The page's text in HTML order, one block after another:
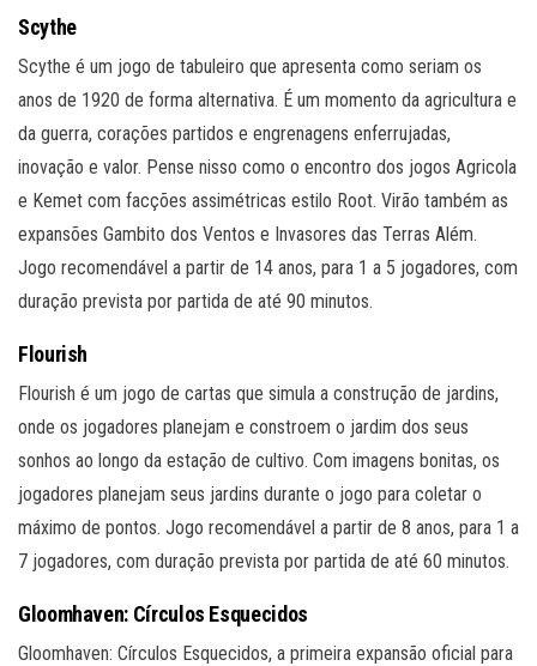
Scythe
Scythe é um jogo de tabuleiro que apresenta como seriam os
anos de 1920 de forma alternativa. É um momento da agricultura e
da guerra, corações partidos e engrenagens enferrujadas,
inovação e valor. Pense nisso como o encontro dos jogos Agricola
e Kemet com facções assimétricas estilo Root. Virão também as
expansões Gambito dos Ventos e Invasores das Terras Além.
Jogo recomendável a partir de 14 anos, para 1 a 5 jogadores, com
duração prevista por partida de até 90 minutos.
Flourish
Flourish é um jogo de cartas que simula a construção de jardins,
onde os jogadores planejam e constroem o jardim dos seus
sonhos ao longo da estação de cultivo. Com imagens bonitas, os
jogadores planejam seus jardins durante o jogo para coletar o
máximo de pontos. Jogo recomendável a partir de 8 anos, para 1 a
7 jogadores, com duração prevista por partida de até 60 minutos.
Gloomhaven: Círculos Esquecidos
Gloomhaven: Círculos Esquecidos, a primeira expansão oficial para